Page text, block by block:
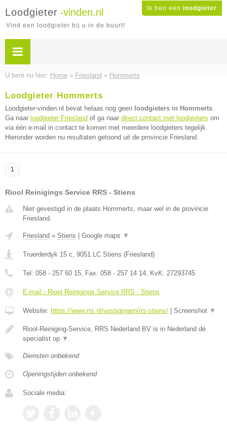
Ik ben een loodgieter
Loodgieter -vinden.nl
Vind een loodgieter bij u in de buurt!
U bent nu hier: Home » Friesland » Hommerts
Loodgieter Hommerts
Loodgieter-vinden.nl bevat helaas nog geen loodgieters in Hommerts.
Ga naar loodgieter Friesland of ga naar direct contact met loodgieters om
via één e-mail in contact te komen met meerdere loodgieters tegelijk.
Hieronder worden nu resultaten getoond uit de provincie Friesland.
1
Riool Reinigings Service RRS - Stiens
Niet gevestigd in de plaats Hommerts, maar wel in de provincie
Friesland.
Friesland » Stiens Google maps ▼
Truerderdyk 15 c, 9051 LC Stiens (Friesland)
Tel: 058 - 257 60 15, Fax: 058 - 257 14 14, KvK: 27293745
E-mail › Riool Reinigings Service RRS - Stiens
Website: https://www.rrs.nl/vestigingen/rrs-stiens/ Screenshot ▼
Riool-Reiniging-Service, RRS Nederland BV is in Nederland dé
specialist op ▼
Diensten onbekend
Openingstijden onbekend
Sociale media: